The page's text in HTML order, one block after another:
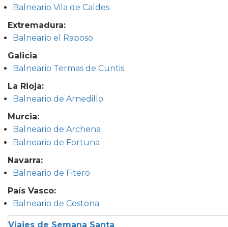
Balneario Vila de Caldes
Extremadura:
Balneario el Raposo
Galicia:
Balneario Termas de Cuntis
La Rioja:
Balneario de Arnedillo
Murcia:
Balneario de Archena
Balneario de Fortuna
Navarra:
Balneario de Fitero
País Vasco:
Balneario de Cestona
Viajes de Semana Santa